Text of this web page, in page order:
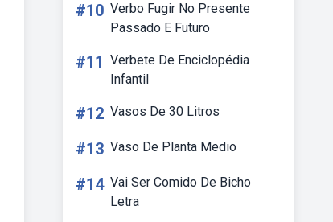
#10 Verbo Fugir No Presente
Passado E Futuro
#11 Verbete De Enciclopédia
Infantil
#12 Vasos De 30 Litros
#13 Vaso De Planta Medio
#14 Vai Ser Comido De Bicho
Letra